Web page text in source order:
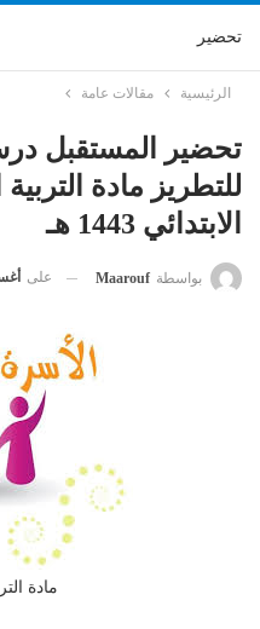
تحضير
الرئيسية مقالات عامة
تحضير المستقبل
للتطريز مادة
الابتدائي 1443 هـ
بواسطة Maarouf على
مادة